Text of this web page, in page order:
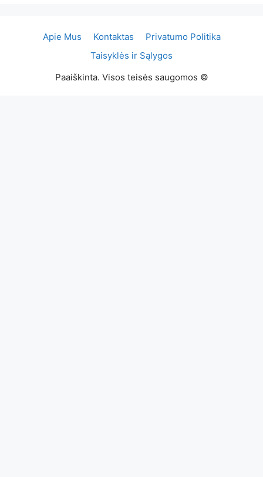
Apie Mus Kontaktas
Privatumo Politika
Taisyklės ir Sąlygos
Paaiškinta. Visos teisės saugomos ©